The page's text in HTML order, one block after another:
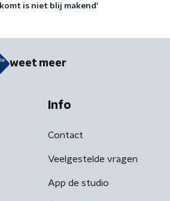
komt is niet blij makend'
weet meer
Info
Contact
Veelgestelde vragen
App de studio